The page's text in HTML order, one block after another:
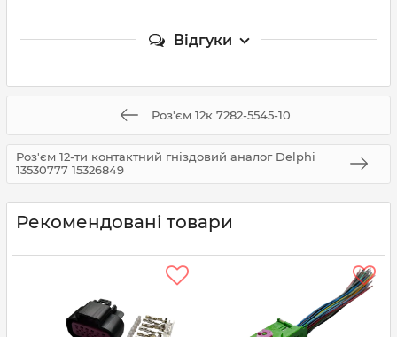
Відгуки
Роз'єм 12к 7282-5545-10
Роз'єм 12-ти контактний гніздовий аналог Delphi
13530777 15326849
Рекомендовані товари